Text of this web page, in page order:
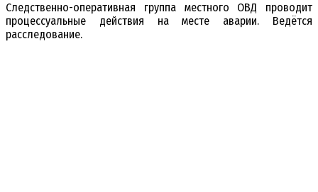
Следственно-оперативная группа местного ОВД проводит
процессуальные действия на месте аварии. Ведётся
расследование.